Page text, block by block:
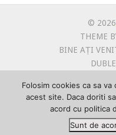
© 2026
THEME
BINE AȚI
POLITICA
PRIMEȘTI
PROMOVEAZĂ-
Folosim cookies ca sa
acest site. Daca doriti
acord cu politica
Sunt de